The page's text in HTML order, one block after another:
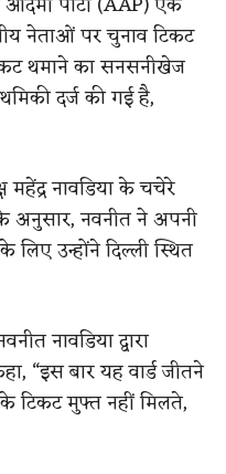
नेताओं पर चुनाव टिकट
थमाने का सनसनीखेज
दर्ज की गई है,
नावडिया के चचेरे
अनुसार, नवनीत ने अपनी
लिए उन्होंने दिल्ली स्थित
नावडिया द्वारा
“इस बार यह वार्ड जीतने
टिकट मुफ्त नहीं मिलते,